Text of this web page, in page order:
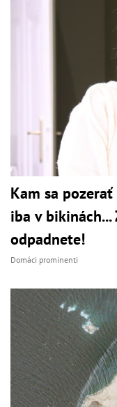
Kam sa
iba v
odpadnete!
Domáci prominenti